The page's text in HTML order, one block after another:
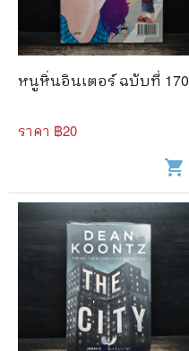
หนูหิ่นอินเตอร์ ฉบับที่ 170
ราคา ฿20
shopping_cart